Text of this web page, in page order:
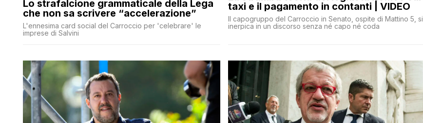
Lo strafalcione grammaticale della Lega
che non sa scrivere “accelerazione”
L'ennesima card social del Carroccio per 'celebrare' le
imprese di Salvini
taxi e il pagamento in contanti | VIDEO
Il capogruppo del Carroccio in Senato, ospite di Mattino 5, si
inerpica in un discorso senza né capo né coda